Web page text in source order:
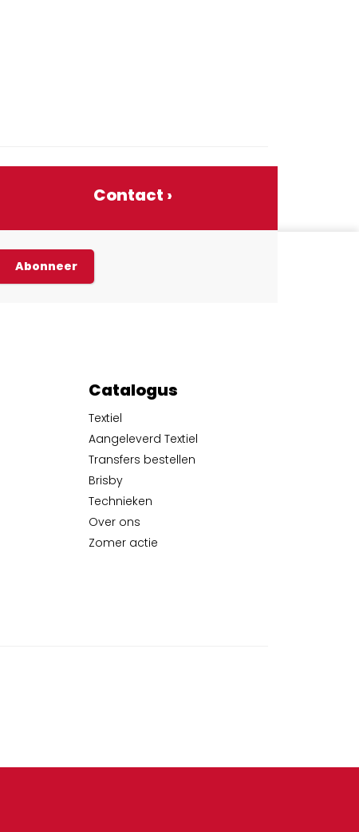
Contact ›
Abonneer
Catalogus
Textiel
Aangeleverd Textiel
Transfers bestellen
Brisby
Technieken
Over ons
Zomer actie